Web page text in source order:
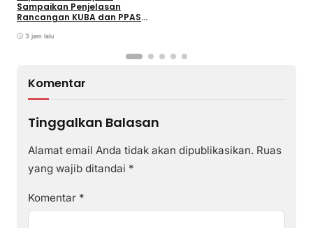
Sampaikan Penjelasan
Rancangan KUBA dan PPASP
3 jam lalu
Komentar
Tinggalkan Balasan
Alamat email Anda tidak akan dipublikasikan. Ruas
yang wajib ditandai *
Komentar *